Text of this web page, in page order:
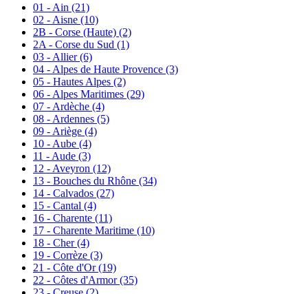
01 - Ain (21)
02 - Aisne (10)
2B - Corse (Haute) (2)
2A - Corse du Sud (1)
03 - Allier(6)
04 - Alpes de Haute Provence (3)
05 - Hautes Alpes (2)
06 - Alpes Maritimes (29)
07 - Ardèche (4)
08 - Ardennes (5)
09 - Ariège (4)
10 - Aube (4)
11 - Aude (3)
12 - Aveyron (12)
13 - Bouches du Rhône (34)
14 - Calvados (27)
15 - Cantal (4)
16 - Charente (11)
17 - Charente Maritime (10)
18 - Cher(4)
19 - Corrèze (3)
21 - Côte d'Or(19)
22 - Côtes d'Armor(35)